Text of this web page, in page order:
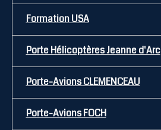
Formation USA
Porte Hélicoptères Jeanne d'Arc
Porte-Avions CLEMENCEAU
Porte-Avions FOCH